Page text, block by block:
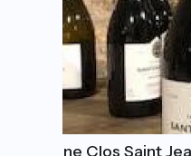
Domaine Clos Saint